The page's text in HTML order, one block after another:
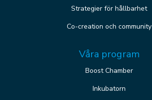
Strategier för hållbarhet
Co-creation och community
Våra program
Boost Chamber
Inkubatorn